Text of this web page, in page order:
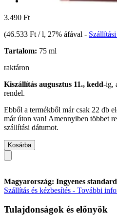
3.490 Ft
(46.533 Ft / l, 27% áfával -
Tartalom: 75 ml
raktáron
Kiszállítás augusztus 11., kedd-ig,
rendel.
Ebből a termékből már csak 22 db
már úton van! Amennyiben többet
szállítási dátumot.
Kosárba
Magyarország: Ingyenes
Szállítás és kézbesítés - További
Tulajdonságok és előnyök